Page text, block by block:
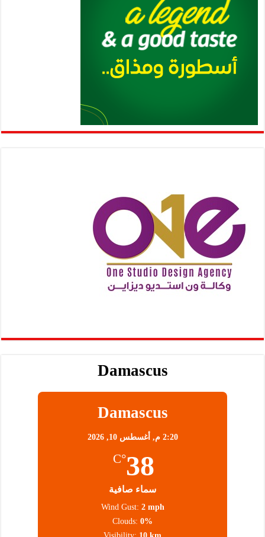
Damascus
Damascus
2:20 م, أغسطس 10, 2026
38
°C
سماء صافية
Wind Gust: 2 mph
Clouds: 0%